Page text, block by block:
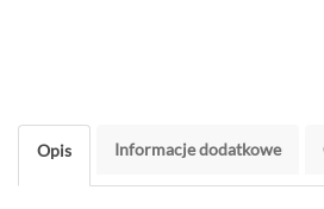
Opis Informacje dodatkowe